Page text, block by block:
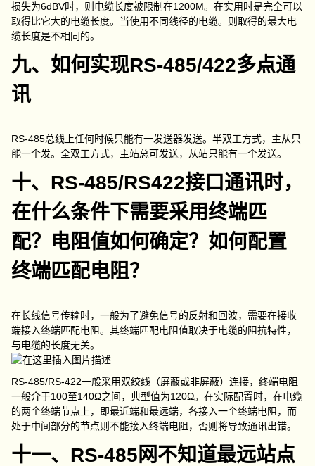
损失为6dBV时，则电缆长度被限制在1200M。在实用时是完全可以
取得比它大的电缆长度。当使用不同线径的电缆。则取得的最大电
缆长度是不相同的。
九、如何实现RS-485/422多点通
讯
RS-485总线上任何时候只能有一发送器发送。半双工方式，主从只
能一个发。全双工方式，主站总可发送，从站只能有一个发送。
十、RS-485/RS422接口通讯时，
在什么条件下需要采用终端匹
配？电阻值如何确定？如何配置
终端匹配电阻？
在长线信号传输时，一般为了避免信号的反射和回波，需要在接收
端接入终端匹配电阻。其终端匹配电阻值取决于电缆的阻抗特性，
与电缆的长度无关。
RS-485/RS-422一般采用双绞线（屏蔽或非屏蔽）连接，终端电阻
一般介于100至140Ω之间，典型值为120Ω。在实际配置时，在电缆
的两个终端节点上，即最近端和最远端，各接入一个终端电阻，而
处于中间部分的节点则不能接入终端电阻，否则将导致通讯出错。
十一、RS-485网不知道最远站点